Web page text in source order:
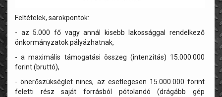
Feltételek, sarokpontok:
- az 5.000 fő vagy annál kisebb lakossággal rendelkező
önkormányzatok pályázhatnak,
- a maximális támogatási összeg (intenzitás) 15.000.000
forint (bruttó),
- önerőszükséglet nincs, az esetlegesen 15.000.000 forint
feletti rész saját forrásból pótolandó (drágább gép